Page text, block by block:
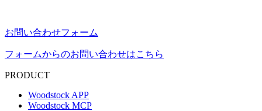
お問い合わせフォーム
フォームからのお問い合わせはこちら
PRODUCT
Woodstock APP
Woodstock MCP